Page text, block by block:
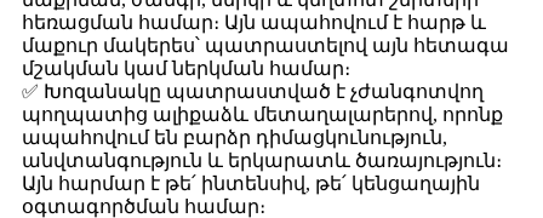
հեռացման համար։ Այն ապահովում է հարթ և
մաքուր մակերես՝ պատրաստելով այն հետագա
մշակման կամ ներկման համար։
✅ Խոզանակը պատրաստված է չժանգոտվող
պողպատից ալիքաձև մետաղալարերով, որոնք
ապահովում են բարձր դիմացկունություն,
անվտանգություն և երկարատև ծառայություն։
Այն հարմար է թե՛ ինտենսիվ, թե՛ կենցաղային
օգտագործման համար։